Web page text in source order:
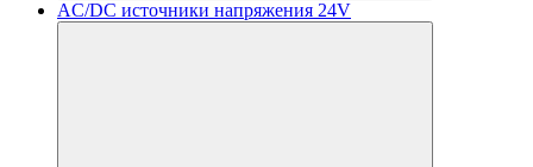
AC/DC источники напряжения 24V